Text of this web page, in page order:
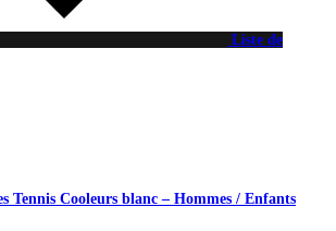
Liste de
Tennis Cooleurs blanc – Hommes / Enfants